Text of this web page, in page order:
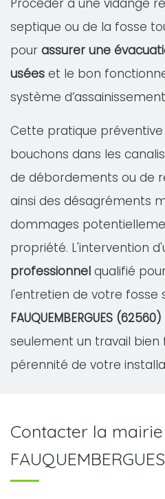
Procéder à une vidange
septique ou de la fosse
pour assurer une
usées et le bon
système
Cette pratique
bouchons dans les
de débordements ou de
ainsi des désagréments
dommages
propriété. L'intervention
professionnel qualifié
l'entretien de votre fosse
FAUQUEMBERGUES (62560)
seulement un travail bien
pérennité de votre
Contacter la